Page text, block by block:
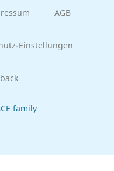
AGB
Einstellungen
family